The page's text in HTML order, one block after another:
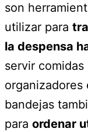
son
utilizar para
la despensa
servir
organizadores
bandejas
para ordenar